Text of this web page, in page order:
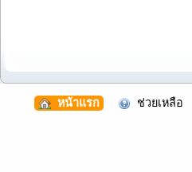
หน้าแรก ช่วยเหลือ